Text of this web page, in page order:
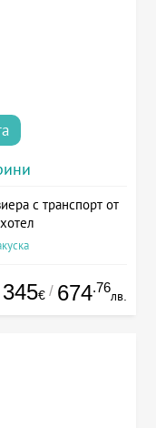
с транспорт от
345€ / 674.76
лв.